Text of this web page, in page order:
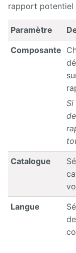
rapport potentiel
Paramètre
Composante
Si
Catalogue
Langue